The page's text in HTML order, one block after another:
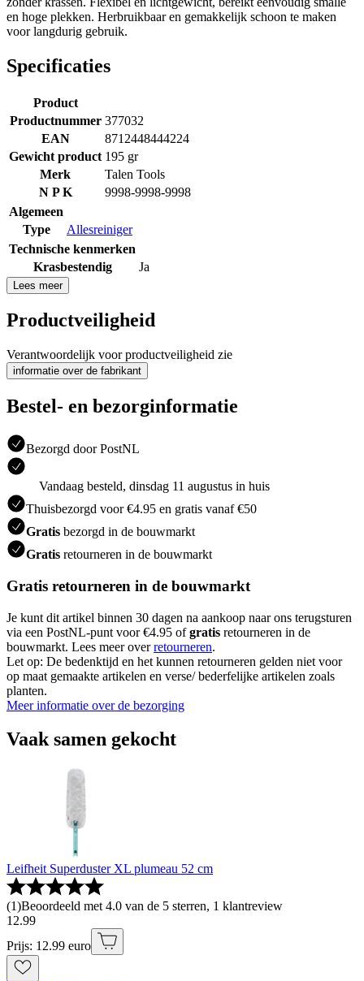
en hoge plekken. Herbruikbaar en gemakkelijk schoon te maken
voor langdurig gebruik.
Specificaties
Product
Productnummer 377032
EAN
8712448444224
Gewicht product 195 gr
Merk
Talen Tools
N P K
9998-9998-9998
Algemeen
Type
Allesreiniger
Technische kenmerken
Krasbestendig
Ja
Lees meer
Productveiligheid
Verantwoordelijk voor productveiligheid zie
informatie over de fabrikant
Bestel- en bezorginformatie
Bezorgd door PostNL
Vandaag besteld, dinsdag 11 augustus in huis
Thuisbezorgd voor €4.95 en gratis vanaf €50
Gratis bezorgd in de bouwmarkt
Gratis retourneren in de bouwmarkt
Gratis retourneren in de bouwmarkt
Je kunt dit artikel binnen 30 dagen na aankoop naar ons terugsturen
via een PostNL-punt voor €4.95 ofgratis retourneren in de
bouwmarkt. Lees meer overretourneren.
Let op: De bedenktijd en het kunnen retourneren gelden niet voor
op maat gemaakte artikelen en verse/ bederfelijke artikelen zoals
planten.
Meer informatie over de bezorging
Vaak samen gekocht
Leifheit Superduster XL plumeau 52 cm
(1)Beoordeeld met 4.0 van de 5 sterren, 1 klantreview
12.99
Prijs: 12.99 euro